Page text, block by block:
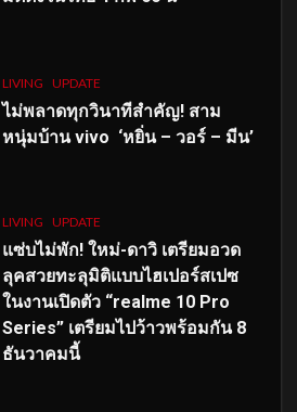
LIVING UPDATE
ไม่พลาดทุกวินาทีสำคัญ! สาม
หนุ่มบ้าน vivo ‘หยิ่น – วอร์ – มีน’
LIVING UPDATE
แซ่บไม่พัก! ใหม่-ดาวิ เตรียมอวด
ลุคสวยทะลุมิติแบบไฮเปอร์สเปซ
ในงานเปิดตัว “realme 10 Pro
Series” เตรียมไปว้าวพร้อมกัน 8
ธันวาคมนี้